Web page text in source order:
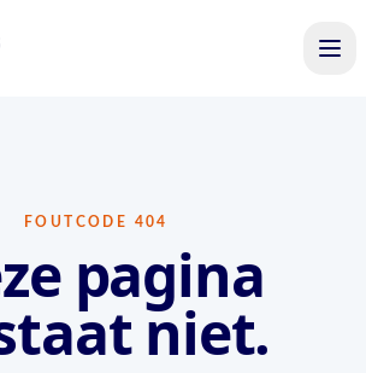
FOUTCODE 404
pagina
niet.